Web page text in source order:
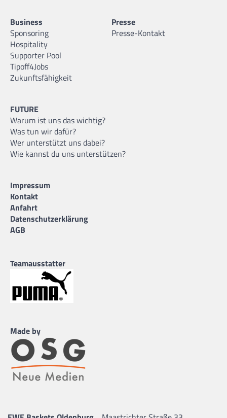
Business
Sponsoring
Hospitality
Supporter Pool
Tipoff4Jobs
Zukunftsfähigkeit
Presse
Presse-Kontakt
FUTURE
Warum ist uns das wichtig?
Was tun wir dafür?
Wer unterstützt uns dabei?
Wie kannst du uns unterstützen?
Impressum
Kontakt
Anfahrt
Datenschutzerklärung
AGB
Teamausstatter
Made by